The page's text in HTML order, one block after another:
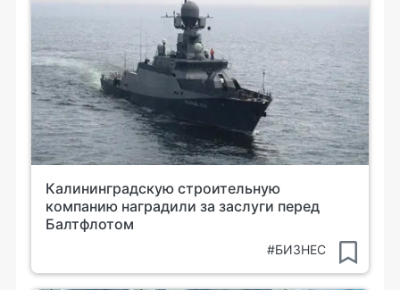
Калининградскую строительную
компанию наградили за заслуги перед
Балтфлотом
#БИЗНЕС